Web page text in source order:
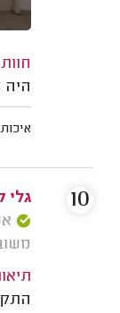
היה
איכות
גלי
משוב: 18/
10